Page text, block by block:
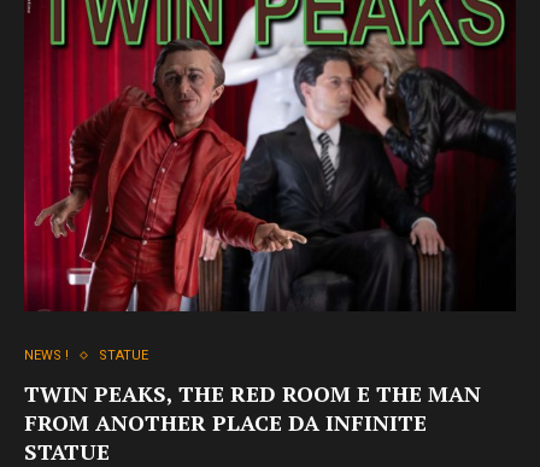
NEWS ! STATUE
TWIN PEAKS, THE RED ROOM E THE MAN
FROM ANOTHER PLACE DA INFINITE
STATUE